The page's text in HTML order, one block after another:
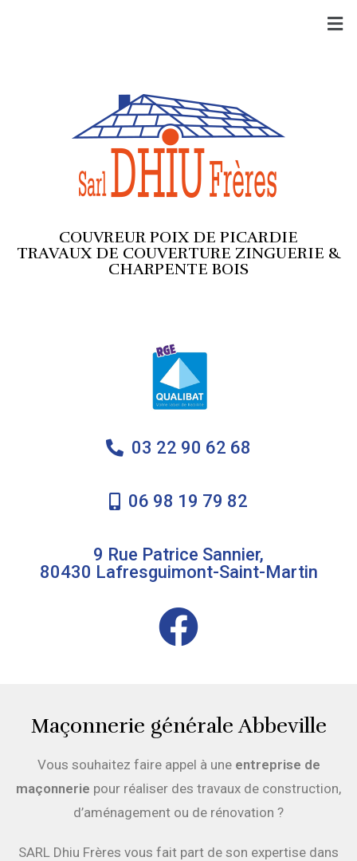
COUVREUR POIX DE PICARDIE
TRAVAUX DE COUVERTURE ZINGUERIE &
CHARPENTE BOIS
03 22 90 62 68
06 98 19 79 82
9 Rue Patrice Sannier,
80430 Lafresguimont-Saint-Martin
Maçonnerie générale Abbeville
Vous souhaitez faire appel à uneentreprise de
maçonnerie pour réaliser des travaux de construction,
d’aménagement ou de rénovation ?
SARL Dhiu Frères vous fait part de son expertise dans